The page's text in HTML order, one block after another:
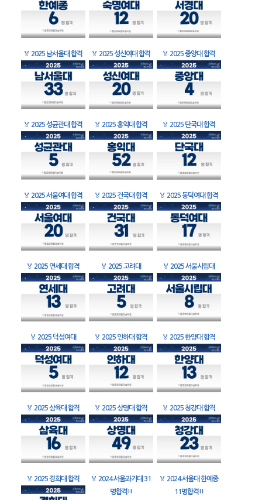
🏅 2025 남서울대 합격 🏅 2025 성신여대 합격 🏅 2025 중앙대 합격
🏅 2025 성균관대 합격 🏅 2025 홍익대 합격 🏅 2025 단국대 합격
🏅 2025 서울여대 합격 🏅 2025 건국대 합격 🏅 2025 동덕여대 합격
🏅 2025 연세대 합격 🏅 2025 고려대 🏅 2025 서울시립대
🏅 2025 덕성여대 🏅 2025 인하대 합격 🏅 2025 한양대 합격
🏅 2025 삼육대 합격 🏅 2025 상명대 합격 🏅 2025 청강대 합격
🏅 2025 경희대 합격 🏅 2024 서울과기대 31
명합격!!
🏅 2024 서울대 한예종
11명합격!!